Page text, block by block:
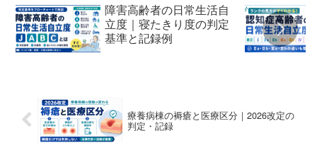
障害高齢者の日常生活自
立度｜寝たきり度の判定
基準と記録例
療養病棟の褥瘡と医療区分｜2026改定の
判定・記録